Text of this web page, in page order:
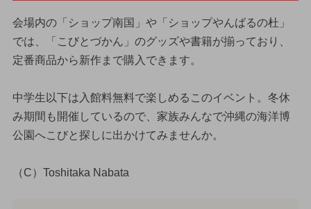
会場内の「ショップ南国」や「ショップやんばるの杜」
では、「こびとづかん」のグッズや書籍が揃っており、
定番商品から新作まで購入できます。
中学生以下は入館料無料で楽しめるこのイベント。冬休
み期間も開催しているので、家族みんなで沖縄の海洋博
公園へこびと探しに出かけてみませんか。
（C）Toshitaka Nabata